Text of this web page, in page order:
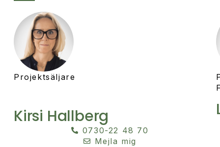
Projektsäljare
Kirsi Hallberg
0730-22 48 70
Mejla mig